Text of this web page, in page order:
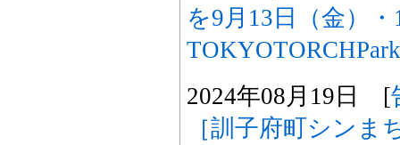
を9月13日（金）
2024年08月19日 [
［訓子府町シンま